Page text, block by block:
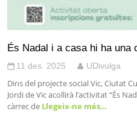
És Nadal i a casa hi ha una
11 des. 2025 UDivulga
Dins del projecte social Vic, Ciutat
Jordi de Vic acollirà l’activitat “És
càrrec de Llegeix-ne més…